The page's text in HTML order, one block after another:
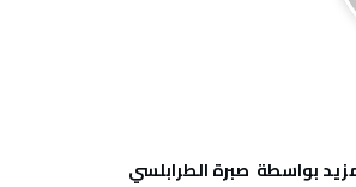
بواسطة‬ ‬ صبرة الطرابلسي